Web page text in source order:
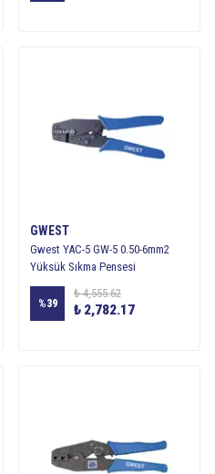
GWEST
Gwest YAC-5 GW-5 0.50-6mm2
Yüksük Sıkma Pensesi
%39
₺ 4,555.62
₺ 2,782.17